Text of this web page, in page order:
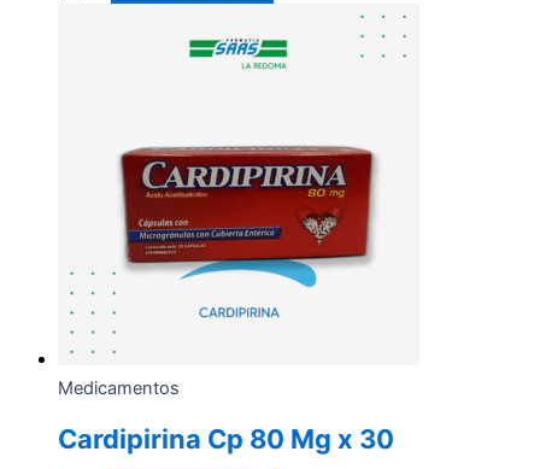
Medicamentos
Cardipirina Cp 80 Mg x 30